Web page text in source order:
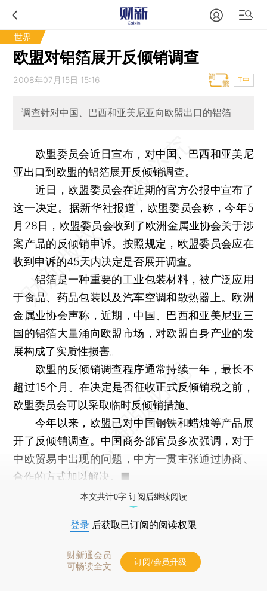
世界
欧盟对铝箔展开反倾销调查
2008年07月15日 15:16 T中
调查针对中国、巴西和亚美尼亚向欧盟出口的铝箔
欧盟委员会近日宣布，对中国、巴西和亚美尼
亚出口到欧盟的铝箔展开反倾销调查。
近日，欧盟委员会在近期的官方公报中宣布了
这一决定。据新华社报道，欧盟委员会称，今年5
月28日，欧盟委员会收到了欧洲金属业协会关于涉
案产品的反倾销申诉。按照规定，欧盟委员会应在
收到申诉的45天内决定是否展开调查。
铝箔是一种重要的工业包装材料，被广泛应用
于食品、药品包装以及汽车空调和散热器上。欧洲
金属业协会声称，近期，中国、巴西和亚美尼亚三
国的铝箔大量涌向欧盟市场，对欧盟自身产业的发
展构成了实质性损害。
欧盟的反倾销调查程序通常持续一年，最长不
超过15个月。在决定是否征收正式反倾销税之前，
欧盟委员会可以采取临时反倾销措施。
今年以来，欧盟已对中国钢铁和蜡烛等产品展
开了反倾销调查。中国商务部官员多次强调，对于
中欧贸易中出现的问题，中方一贯主张通过协商、
合作的方式加以解决。■
本文共计0字 订阅后继续阅读
登录 后获取已订阅的阅读权限
财新通会员
可畅读全文
订阅/会员升级